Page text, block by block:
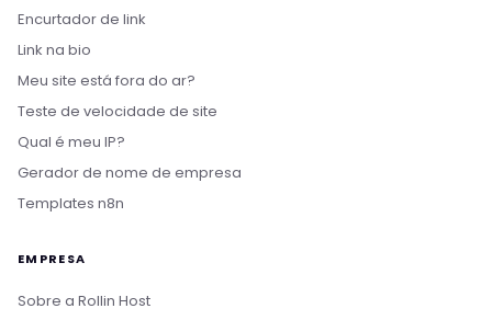
Encurtador de link
Link na bio
Meu site está fora do ar?
Teste de velocidade de site
Qual é meu IP?
Gerador de nome de empresa
Templates n8n
EMPRESA
Sobre a Rollin Host